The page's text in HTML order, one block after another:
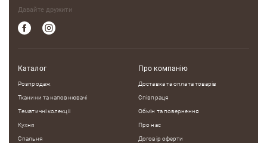
Давайте дружити
Каталог
Розпродаж
Тканини та наповнювачі
Тематичні колекцii
Кухня
Спальня
Про компанію
Доставка та оплата товарів
Співпраця
Обмін та повернення
Про нас
Договір оферти
Переваги
Недоліки